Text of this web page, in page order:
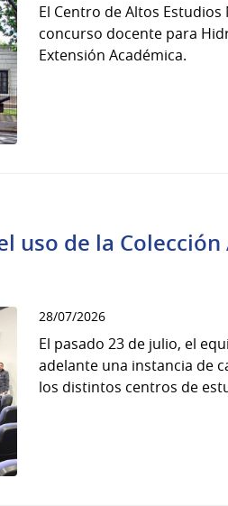
El Centro de Altos
concurso docente para
Extensión Académica.
uso de la
28/07/2026
El pasado 23 de julio, el
adelante una instancia de
los distintos centros de